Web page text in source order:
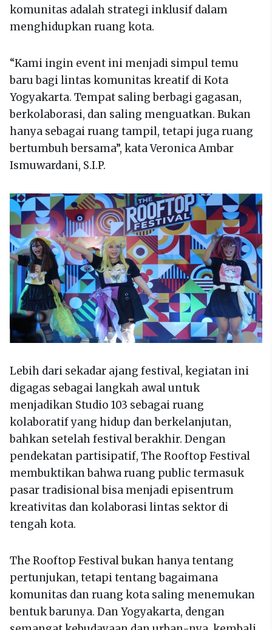
komunitas adalah strategi inklusif dalam
menghidupkan ruang kota.
“Kami ingin event ini menjadi simpul temu
baru bagi lintas komunitas kreatif di Kota
Yogyakarta. Tempat saling berbagi gagasan,
berkolaborasi, dan saling menguatkan. Bukan
hanya sebagai ruang tampil, tetapi juga ruang
bertumbuh bersama”, kata Veronica Ambar
Ismuwardani, S.I.P.
Lebih dari sekadar ajang festival, kegiatan ini
digagas sebagai langkah awal untuk
menjadikan Studio 103 sebagai ruang
kolaboratif yang hidup dan berkelanjutan,
bahkan setelah festival berakhir. Dengan
pendekatan partisipatif, The Rooftop Festival
membuktikan bahwa ruang public termasuk
pasar tradisional bisa menjadi episentrum
kreativitas dan kolaborasi lintas sektor di
tengah kota.
The Rooftop Festival bukan hanya tentang
pertunjukan, tetapi tentang bagaimana
komunitas dan ruang kota saling menemukan
bentuk barunya. Dan Yogyakarta, dengan